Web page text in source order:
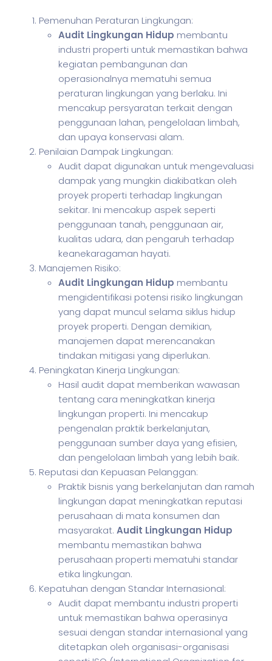
Pemenuhan Peraturan Lingkungan:
Audit Lingkungan Hidup membantu
industri properti untuk memastikan bahwa
kegiatan pembangunan dan
operasionalnya mematuhi semua
peraturan lingkungan yang berlaku. Ini
mencakup persyaratan terkait dengan
penggunaan lahan, pengelolaan limbah,
dan upaya konservasi alam.
Penilaian Dampak Lingkungan:
Audit dapat digunakan untuk mengevaluasi
dampak yang mungkin diakibatkan oleh
proyek properti terhadap lingkungan
sekitar. Ini mencakup aspek seperti
penggunaan tanah, penggunaan air,
kualitas udara, dan pengaruh terhadap
keanekaragaman hayati.
Manajemen Risiko:
Audit Lingkungan Hidup membantu
mengidentifikasi potensi risiko lingkungan
yang dapat muncul selama siklus hidup
proyek properti. Dengan demikian,
manajemen dapat merencanakan
tindakan mitigasi yang diperlukan.
Peningkatan Kinerja Lingkungan:
Hasil audit dapat memberikan wawasan
tentang cara meningkatkan kinerja
lingkungan properti. Ini mencakup
pengenalan praktik berkelanjutan,
penggunaan sumber daya yang efisien,
dan pengelolaan limbah yang lebih baik.
Reputasi dan Kepuasan Pelanggan:
Praktik bisnis yang berkelanjutan dan ramah
lingkungan dapat meningkatkan reputasi
perusahaan di mata konsumen dan
masyarakat. Audit Lingkungan Hidup
membantu memastikan bahwa
perusahaan properti mematuhi standar
etika lingkungan.
Kepatuhan dengan Standar Internasional:
Audit dapat membantu industri properti
untuk memastikan bahwa operasinya
sesuai dengan standar internasional yang
ditetapkan oleh organisasi-organisasi